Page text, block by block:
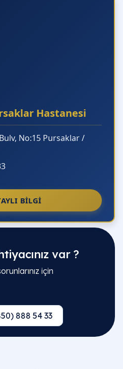
Hastanesi
No:15 Pursaklar /
BILGI
var ?
için
888 54 33